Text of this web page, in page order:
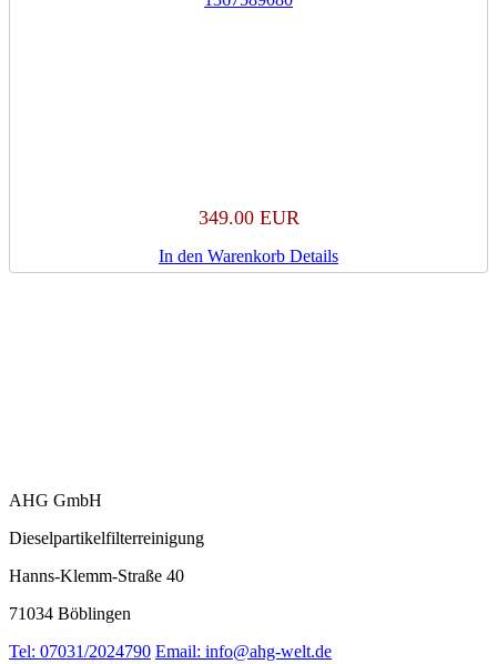
349.00 EUR
In den Warenkorb Details
AHG GmbH
Dieselpartikelfilterreinigung
Hanns-Klemm-Straße 40
71034 Böblingen
Tel: 07031/2024790 Email: info@ahg-welt.de